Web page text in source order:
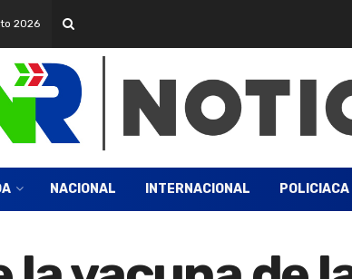
2026
NACIONAL INTERNACIONAL POLICIACA